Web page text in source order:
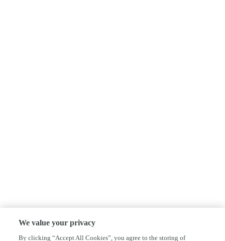
We value your privacy
By clicking “Accept All Cookies”, you agree to the storing of